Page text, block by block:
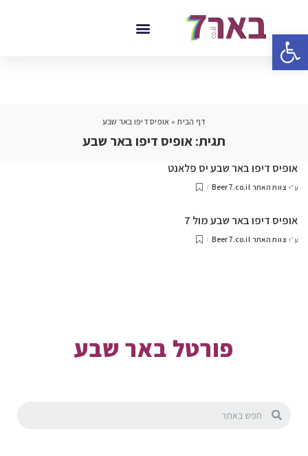
פתח סרגל נגישות
דף הבית» אופיס דיפו באר שבע
תגית:אופיס דיפו באר שבע
אופיס דיפו באר שבע יס פלאנט
ע״י צוות האתר Beer7.co.il
אופיס דיפו באר שבע מול 7
ע״י צוות האתר Beer7.co.il
פורטל באר שבע